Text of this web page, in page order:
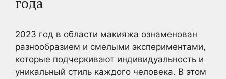
2023 год в области макияжа ознаменован
разнообразием и смелыми экспериментами,
которые подчеркивают индивидуальность и
уникальный стиль каждого человека. В этом